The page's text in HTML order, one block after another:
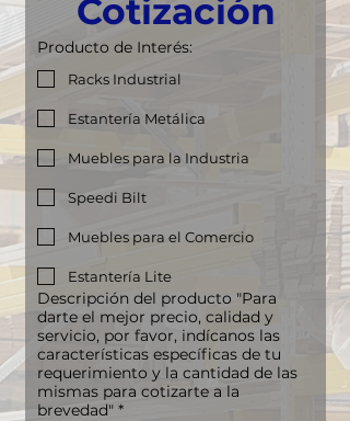
Cotización
Producto de Interés:
Racks Industrial
Estantería Metálica
Muebles para la Industria
Speedi Bilt
Muebles para el Comercio
Estantería Lite
Descripción del producto "Para
darte el mejor precio, calidad y
servicio, por favor, indícanos las
características específicas de tu
requerimiento y la cantidad de las
mismas para cotizarte a la
brevedad" *